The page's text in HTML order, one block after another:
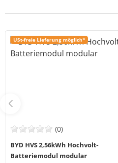
USt-freie Lieferung möglich*
(0)
BYD HVS 2,56kWh Hochvolt-
Batteriemodul modular